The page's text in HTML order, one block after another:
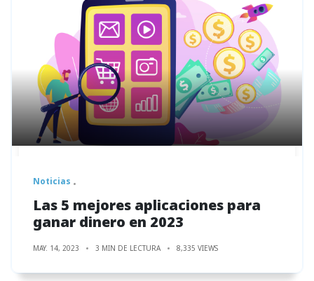
Noticias
Las 5 mejores aplicaciones para
ganar dinero en 2023
MAY. 14, 2023 3 MIN DE LECTURA 8,335 VIEWS